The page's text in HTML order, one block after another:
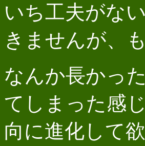
いち工夫がな
きませんが、
なんか長かっ
てしまった感
向に進化して